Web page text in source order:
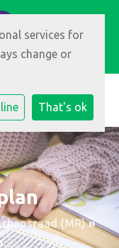
(MR)»
services for
change or
That's ok